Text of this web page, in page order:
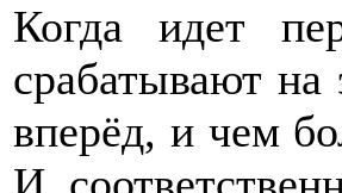
Когда идет
срабатывают
вперёд, и чем